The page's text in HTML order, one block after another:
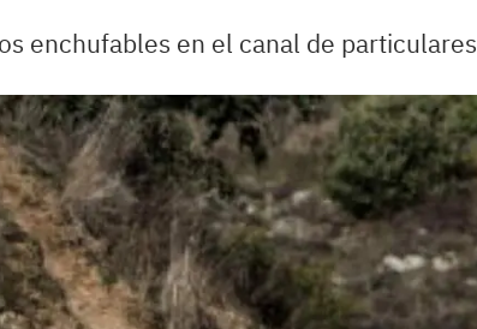
enchufables en el canal de particulares